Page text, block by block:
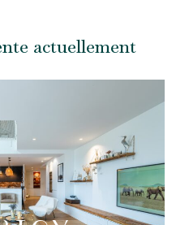
actuellement